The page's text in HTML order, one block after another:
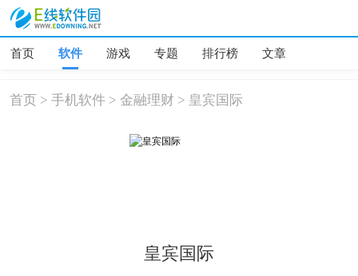
首页 软件 游戏 专题 排行榜 文章
首页 >手机软件 >金融理财 > 皇宾国际
皇宾国际